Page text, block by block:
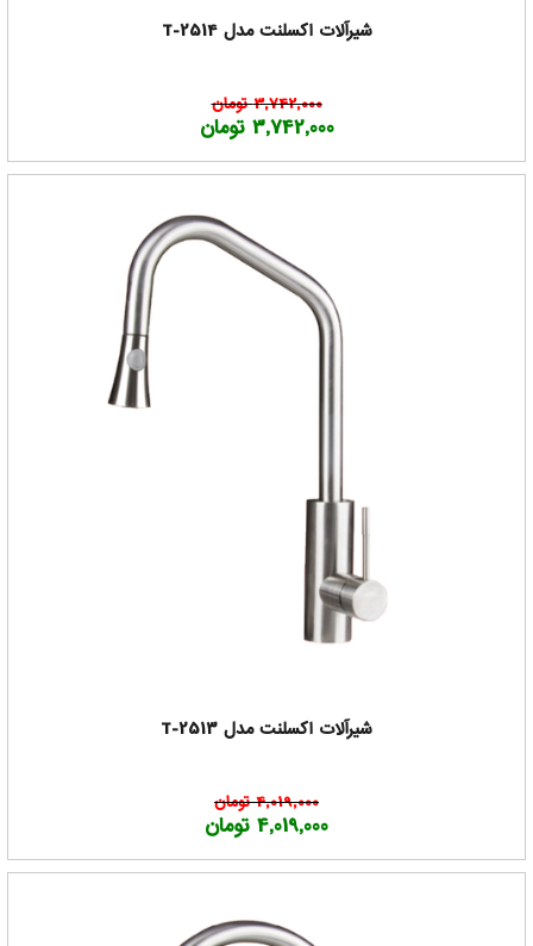
شیرآلات اکسلنت مدل T-2514
3,742,000 تومان
3,742,000 تومان
شیرآلات اکسلنت مدل T-2513
4,019,000 تومان
4,019,000 تومان